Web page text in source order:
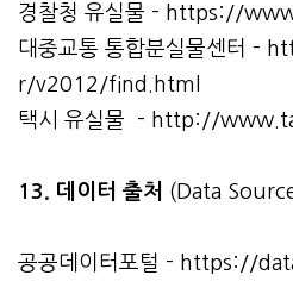
경찰청 유실물 - https://
대중교통 통합분실물센터 -
r/v2012/find.html
택시 유실물 - http://
13. 데이터 출처 (Data
공공데이터포털 - https://